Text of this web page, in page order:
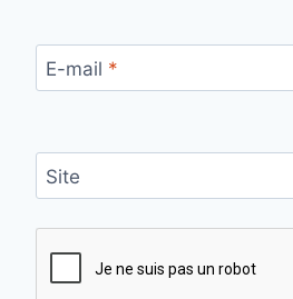
E-mail *
Site